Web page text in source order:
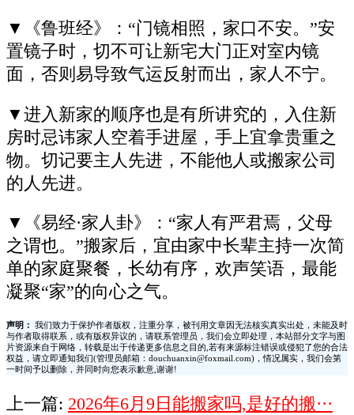
▼《鲁班经》：“门镜相照，家口不安。”安
置镜子时，切不可让新宅大门正对室内镜
面，否则易导致气运反射而出，家人不宁。
▼进入新家的顺序也是有所讲究的，入住新
房时忌讳家人空着手进屋，手上宜拿贵重之
物。切记要主人先进，不能他人或搬家公司
的人先进。
▼《易经·家人卦》：“家人有严君焉，父母
之谓也。”搬家后，宜由家中长辈主持一次简
单的家庭聚餐，长幼有序，欢声笑语，最能
凝聚“家”的向心之气。
声明：
我们致力于保护作者版权，注重分享，被刊用文章因无法核实真实出处，未能及时
与作者取得联系，或有版权异议的，请联系管理员，我们会立即处理，本站部分文字与图
片资源来自于网络，转载是出于传递更多信息之目的,若有来源标注错误或侵犯了您的合法
权益，请立即通知我们(管理员邮箱：douchuanxin@foxmail.com)，情况属实，我们会第
一时间予以删除，并同时向您表示歉意,谢谢!
上一篇: 2026年6月9日能搬家吗,是好的搬···